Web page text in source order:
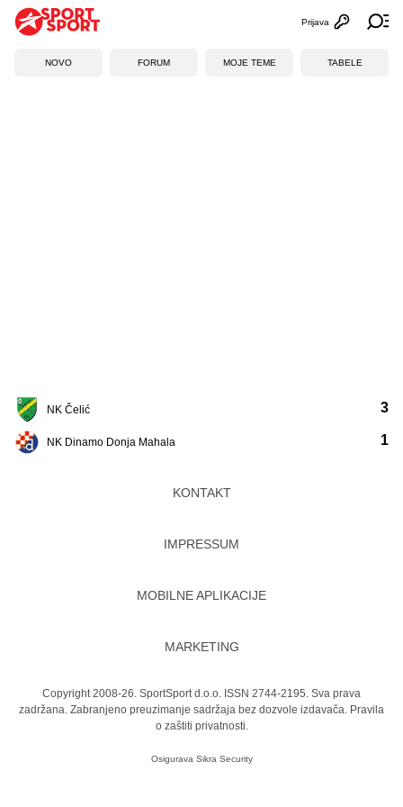
Otvori
Prijava
NOVO FORUM MOJE TEME TABELE
NK Čelić
NK Dinamo Donja Mahala
3
1
KONTAKT
IMPRESSUM
MOBILNE APLIKACIJE
MARKETING
Copyright 2008-26. SportSport d.o.o. ISSN 2744-2195. Sva prava
zadržana. Zabranjeno preuzimanje sadržaja bez dozvole izdavača. Pravila
o zaštiti privatnosti.
Osigurava Sikra Security